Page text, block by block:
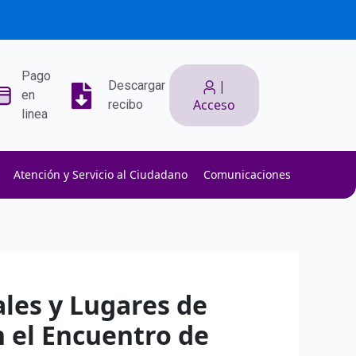
Pago
en
linea
Descargar
recibo
|
Acceso
Atención y Servicio al Ciudadano Comunicaciones
y Lugares de
Encuentro de